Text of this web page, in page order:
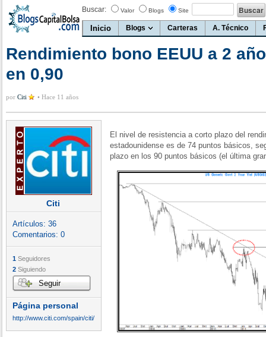
Buscar: Valor Blogs Site
Inicio Blogs Carteras A. Técnico
Rendimiento bono EEUU a 2
en 0,90
por Citi • Hace 11 años
Citi
Artículos: 36
Comentarios: 0
1 Seguidores
2 Siguiendo
Seguir
Página personal
http://www.citi.com/spain/citi/
El nivel de resistencia a corto plazo del
estadounidense es de 74 puntos básicos,
plazo en los 90 puntos básicos (el última